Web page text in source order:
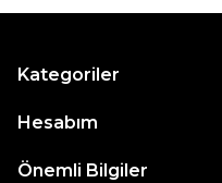
Kategoriler
Hesabım
Önemli Bilgiler